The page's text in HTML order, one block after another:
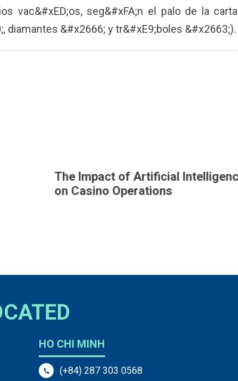
vac&#xED;os, seg&#xFA;n el palo de la carta
diamantes &#x2666; y tr&#xE9;boles &#x2663;).
The Impact of Artificial Intelligence
on Casino Operations
HO CHI MINH
(+84) 287 303 0568